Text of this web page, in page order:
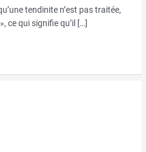
tendinite n’est pas traitée,
ce qui signifie qu’il […]